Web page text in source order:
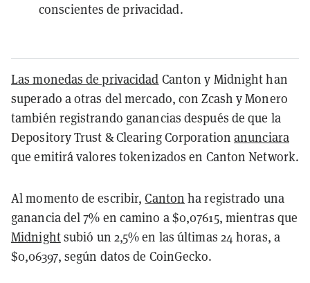
conscientes de privacidad.
Las monedas de privacidad Canton y Midnight han
superado a otras del mercado, con Zcash y Monero
también registrando ganancias después de que la
Depository Trust & Clearing Corporationanunciara
que emitirá valores tokenizados en Canton Network.
Al momento de escribir,Canton ha registrado una
ganancia del 7% en camino a $0,07615, mientras que
Midnightsubió un 2,5% en las últimas 24 horas, a
$0,06397, según datos de CoinGecko.